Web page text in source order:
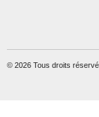
© 2026 Tous droits